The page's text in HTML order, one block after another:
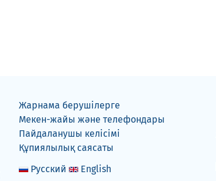
Жарнама берушілерге
Мекен-жайы және телефондары
Пайдаланушы келісімі
Құпиялылық саясаты
Русский
English